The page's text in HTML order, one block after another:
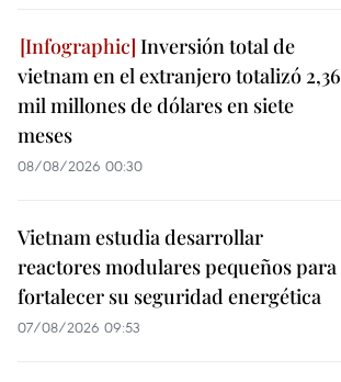
Inversión total de
vietnam en el extranjero totalizó 2,36
mil millones de dólares en siete
meses
08/08/2026 00:30
Vietnam estudia desarrollar
reactores modulares pequeños para
fortalecer su seguridad energética
07/08/2026 09:53